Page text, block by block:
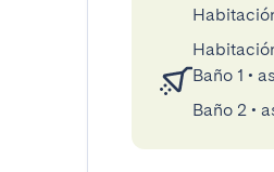
Baño 1 •
Baño 2 •